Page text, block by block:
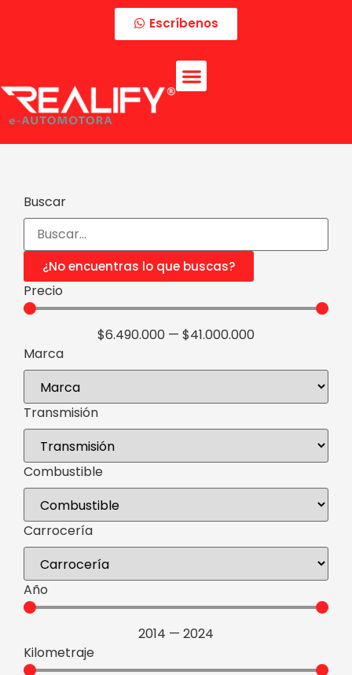
Escríbenos
Buscar
¿No encuentras lo que buscas?
Precio
$6.490.000 — $41.000.000
Marca
Transmisión
Combustible
Carrocería
Año
2014 — 2024
Kilometraje